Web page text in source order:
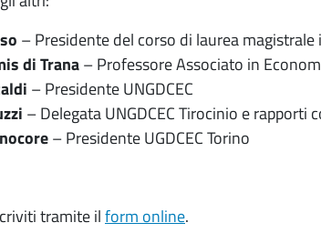
– Presidente del corso di laurea
di Trana– Professore Associato in
– Presidente UNGDCEC
– Delegata UNGDCEC Tirocinio e rapporti
– Presidente UGDCEC Torino
tramite ilform online.